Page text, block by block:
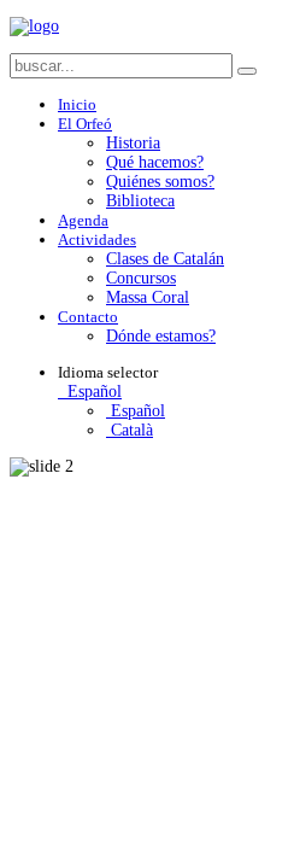
Inicio
El Orfeó
Historia
Qué hacemos?
Quiénes somos?
Biblioteca
Agenda
Actividades
Clases de Catalán
Concursos
Massa Coral
Contacto
Dónde estamos?
Idioma selector
Español
Español
Català